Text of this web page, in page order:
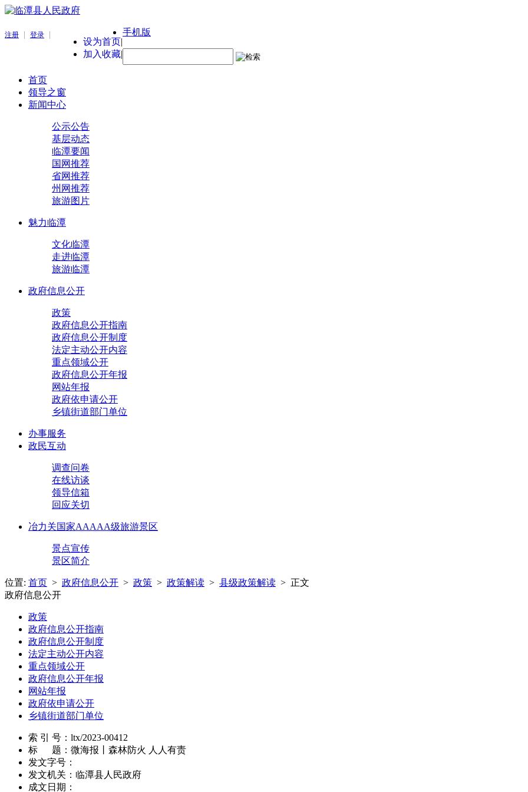
注册 登录
设为首页|
加入收藏|
手机版
首页
领导之窗
新闻中心
公示公告
基层动态
临潭要闻
国网推荐
省网推荐
州网推荐
旅游图片
魅力临潭
文化临潭
走进临潭
旅游临潭
政府信息公开
政策
政府信息公开指南
政府信息公开制度
法定主动公开内容
重点领域公开
政府信息公开年报
网站年报
政府依申请公开
乡镇街道部门单位
办事服务
政民互动
调查问卷
在线访谈
领导信箱
回应关切
冶力关国家AAAAA级旅游景区
景点宣传
景区简介
位置: 首页 > 政府信息公开 > 政策 > 政策解读 > 县级政策解读 > 正文
政府信息公开
政策
政府信息公开指南
政府信息公开制度
法定主动公开内容
重点领域公开
政府信息公开年报
网站年报
政府依申请公开
乡镇街道部门单位
索 引 号： ltx/2023-00412
标 题： 微海报丨森林防火 人人有责
发文字号：
发文机关： 临潭县人民政府
成文日期：